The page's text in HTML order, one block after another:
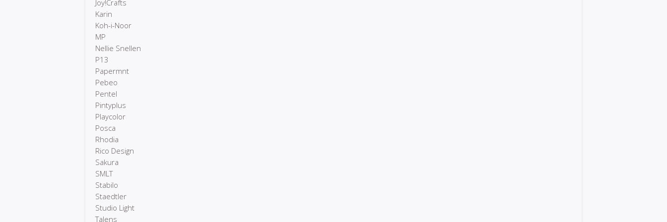
Joy!Crafts
Karin
Koh-i-Noor
MP
Nellie Snellen
P13
Papermnt
Pebeo
Pentel
Pintyplus
Playcolor
Posca
Rhodia
Rico Design
Sakura
SMLT
Stabilo
Staedtler
Studio Light
Talens